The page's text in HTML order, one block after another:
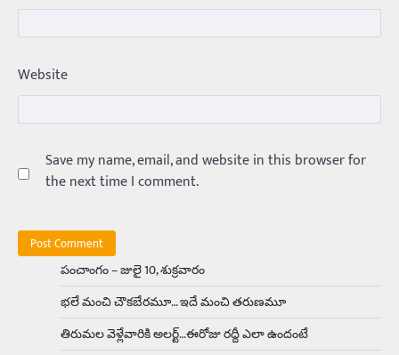
Website
Save my name, email, and website in this browser for
the next time I comment.
పంచాంగం – జులై 10, శుక్రవారం
భలే మంచి చౌకబేరమూ… ఇదే మంచి తరుణమూ
తిరుమల వెళ్లేవారికి అలర్ట్‌…ఈరోజు రద్దీ ఎలా ఉందంటే
Balachander 15/04/2026
అందమైన అమ్మాయిని పుత్తడి బొమ్మఅని లేదా బాపూ
అందంగా ఉంటారనే నానుడి…
Balachander
ఉత్తర ప్రదేశ్‌లోని ఝాన్సీ జిల్లాలో ఒక వింతైన రోడ్డు
ప్రమాదం చోటుచేసుకుంది. ఝాన్సీ–కాన్పూర్ జాతీయ
రహదారిపై వేల సంఖ్యలో బీరు…